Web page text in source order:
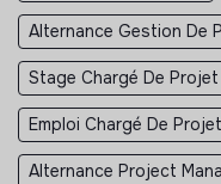
Alternance Gestion De
Stage Chargé De Projet
Emploi Chargé De Projet
Alternance Project